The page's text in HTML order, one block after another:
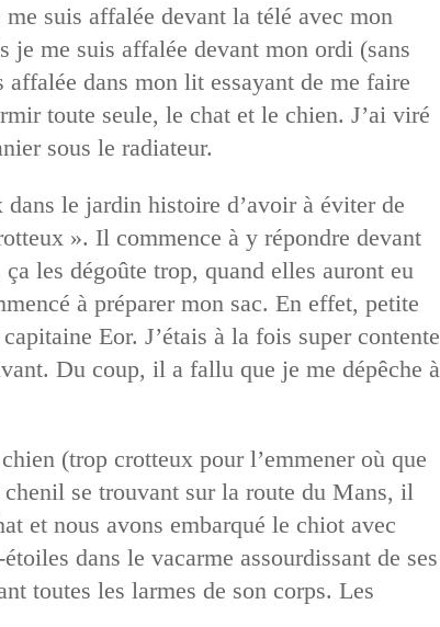
suis affalée devant la télé avec mon
je me suis affalée devant mon ordi (sans
dans mon lit essayant de me faire
toute seule, le chat et le chien. J’ai viré
sous le radiateur.
le jardin histoire d’avoir à éviter de
». Il commence à y répondre devant
les dégoûte trop, quand elles auront eu
à préparer mon sac. En effet, petite
Eor. J’étais à la fois super contente
Du coup, il a fallu que je me dépêche à
(trop crotteux pour l’emmener où que
se trouvant sur la route du Mans, il
et nous avons embarqué le chiot avec
dans le vacarme assourdissant de ses
toutes les larmes de son corps. Les